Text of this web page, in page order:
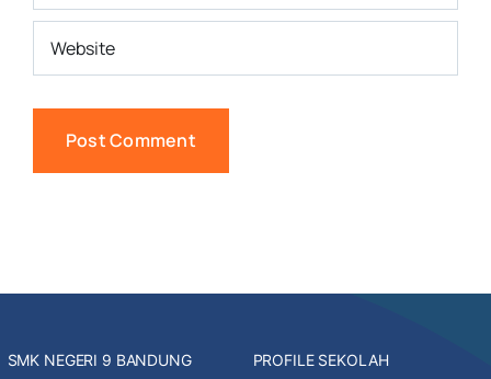
SMK NEGERI 9 BANDUNG PROFILE SEKOLAH